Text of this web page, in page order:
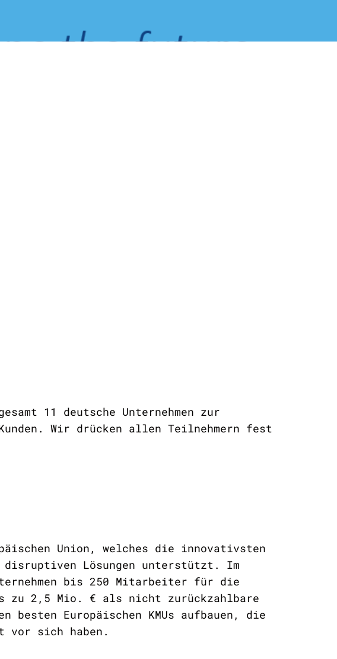
11 deutsche Unternehmen zur
Wir drücken allen Teilnehmern fest
Union, welches die innovativsten
disruptiven Lösungen unterstützt. Im
bis 250 Mitarbeiter für die
zu 2,5 Mio. € als nicht zurückzahlbare
besten Europäischen KMUs aufbauen, die
vor sich haben.